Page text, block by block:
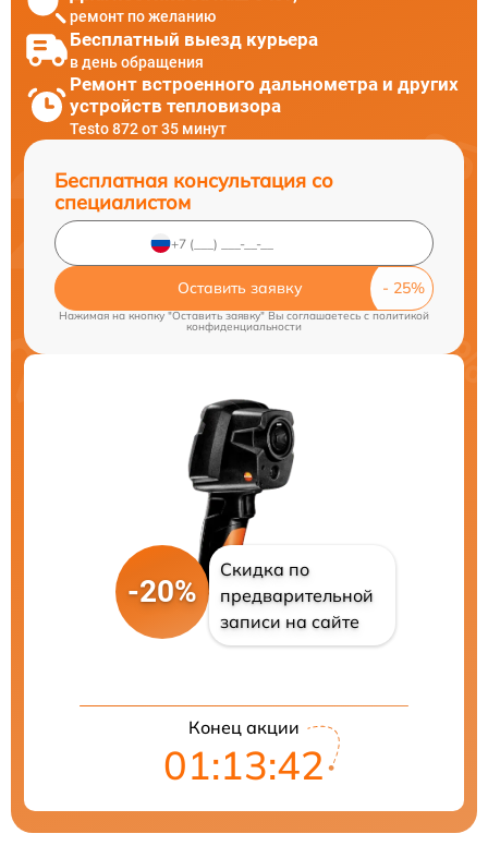
ремонт по желанию
Бесплатный выезд курьера
в день обращения
Ремонт встроенного дальнометра и других
устройств тепловизора
Testo 872 от 35 минут
Бесплатная консультация со
специалистом
Оставить заявку
Нажимая на кнопку "Оставить заявку" Вы соглашаетесь cполитикой
конфиденциальности
-20%
Скидка по
предварительной
записи на сайте
Конец акции
01:13:41